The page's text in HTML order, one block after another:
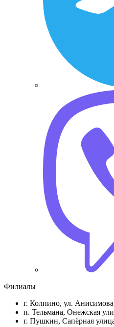
Филиалы
г. Колпино, ул.
п. Тельмана, Онежская
г. Пушкин, Сапёрная